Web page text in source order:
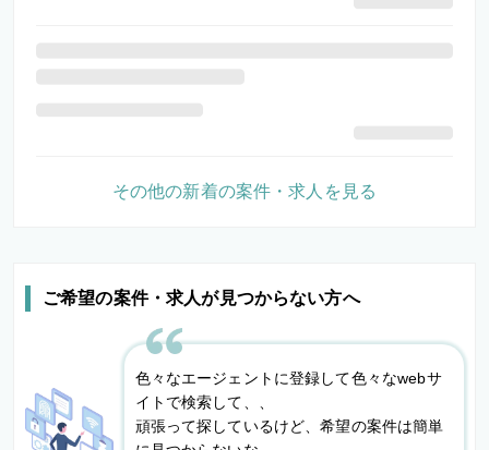
ご希望の案件・求人が見つからない方へ
色々なエージェントに登録して色々なwebサ
イトで検索して、、
頑張って探しているけど、希望の案件は簡単
その他の新着の案件・求人を見る